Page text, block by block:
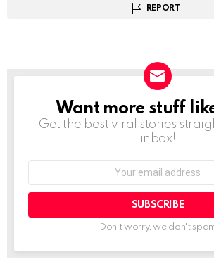
REPORT
NEWSLETTER
Want more stuff
Get the best viral stories
inbox!
Don't worry, we don't